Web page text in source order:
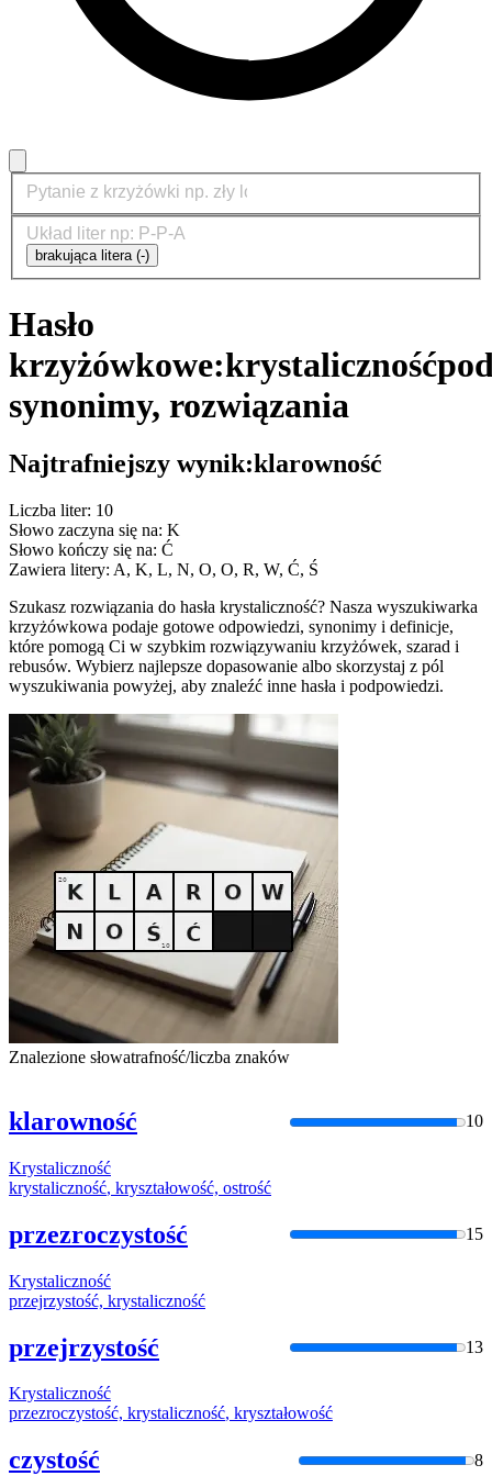
brakująca litera (-)
Hasło
krzyżówkowe:krystaliczność
synonimy, rozwiązania
Najtrafniejszy wynik:klarowność
Liczba liter: 10
Słowo zaczyna się na: K
Słowo kończy się na: Ć
Zawiera litery: A, K, L, N, O, O, R, W, Ć, Ś
Szukasz rozwiązania do hasła krystaliczność? Nasza wyszukiwarka
krzyżówkowa podaje gotowe odpowiedzi, synonimy i definicje,
które pomogą Ci w szybkim rozwiązywaniu krzyżówek, szarad i
rebusów. Wybierz najlepsze dopasowanie albo skorzystaj z pól
wyszukiwania powyżej, aby znaleźć inne hasła i podpowiedzi.
Znalezione słowatrafność/liczba znaków
klarowność 10
Krystaliczność
krystaliczność, kryształowość, ostrość
przezroczystość 15
Krystaliczność
przejrzystość, krystaliczność
przejrzystość 13
Krystaliczność
przezroczystość, krystaliczność, kryształowość
czystość 8